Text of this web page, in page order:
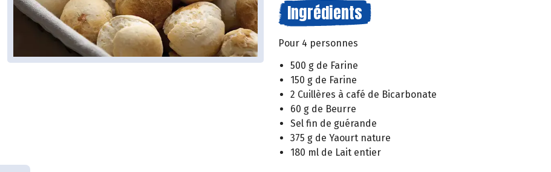
Ingrédients
Pour 4 personnes
500 g de Farine
150 g de Farine
2 Cuillères à café de Bicarbonate
60 g de Beurre
Sel fin de guérande
375 g de Yaourt nature
180 ml de Lait entier